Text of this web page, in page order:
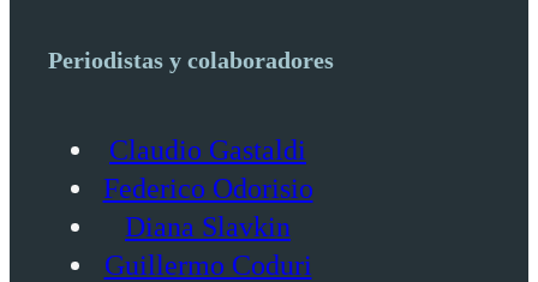
Periodistas y colaboradores
Claudio Gastaldi
Federico Odorisio
Diana Slavkin
Guillermo Coduri